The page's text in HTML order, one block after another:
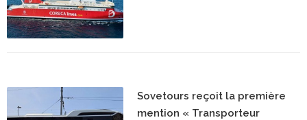
Sovetours reçoit la première
mention « Transporteur